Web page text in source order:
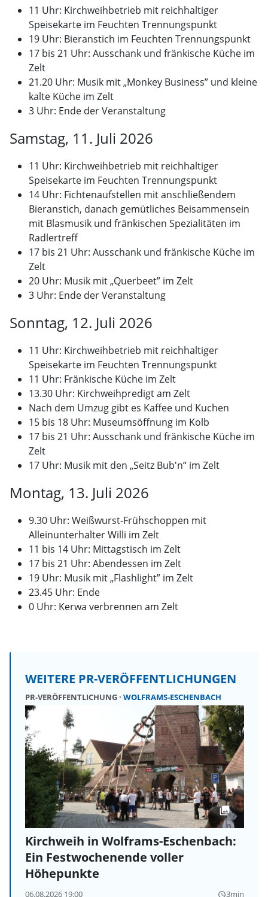
11 Uhr: Kirchweihbetrieb mit reichhaltiger
Speisekarte im Feuchten Trennungspunkt
19 Uhr: Bieranstich im Feuchten Trennungspunkt
17 bis 21 Uhr: Ausschank und fränkische Küche im
Zelt
21.20 Uhr: Musik mit „Monkey Business” und kleine
kalte Küche im Zelt
3 Uhr: Ende der Veranstaltung
Samstag, 11. Juli 2026
11 Uhr: Kirchweihbetrieb mit reichhaltiger
Speisekarte im Feuchten Trennungspunkt
14 Uhr: Fichtenaufstellen mit anschließendem
Bieranstich, danach gemütliches Beisammensein
mit Blasmusik und fränkischen Spezialitäten im
Radlertreff
17 bis 21 Uhr: Ausschank und fränkische Küche im
Zelt
20 Uhr: Musik mit „Querbeet” im Zelt
3 Uhr: Ende der Veranstaltung
Sonntag, 12. Juli 2026
11 Uhr: Kirchweihbetrieb mit reichhaltiger
Speisekarte im Feuchten Trennungspunkt
11 Uhr: Fränkische Küche im Zelt
13.30 Uhr: Kirchweihpredigt am Zelt
Nach dem Umzug gibt es Kaffee und Kuchen
15 bis 18 Uhr: Museumsöffnung im Kolb
17 bis 21 Uhr: Ausschank und fränkische Küche im
Zelt
17 Uhr: Musik mit den „Seitz Bub'n“ im Zelt
Montag, 13. Juli 2026
9.30 Uhr: Weißwurst-Frühschoppen mit
Alleinunterhalter Willi im Zelt
11 bis 14 Uhr: Mittagstisch im Zelt
17 bis 21 Uhr: Abendessen im Zelt
19 Uhr: Musik mit „Flashlight” im Zelt
23.45 Uhr: Ende
0 Uhr: Kerwa verbrennen am Zelt
WEITERE PR-VERÖFFENTLICHUNGEN
PR-VERÖFFENTLICHUNG WOLFRAMS-ESCHENBACH
Kirchweih in Wolframs-Eschenbach:
Ein Festwochenende voller
Höhepunkte
06.08.2026 19:00 query_builder3min